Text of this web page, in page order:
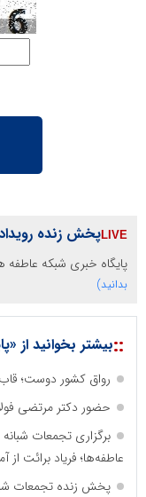
پخش زنده
پایگاه خبری شبکه
بدانید)
::بیشتر بخوانید از
رواق کشور دوست؛ قاب
حضور دکتر مرتضی
برگزاری تجمعات
عاطفه‌ها؛ فریاد برائت از
پخش زنده تجمعات